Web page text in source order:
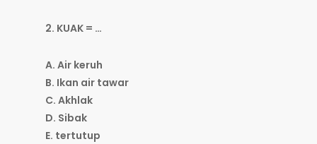
2. KUAK = …
A. Air keruh
B. Ikan air tawar
C. Akhlak
D. Sibak
E. tertutup